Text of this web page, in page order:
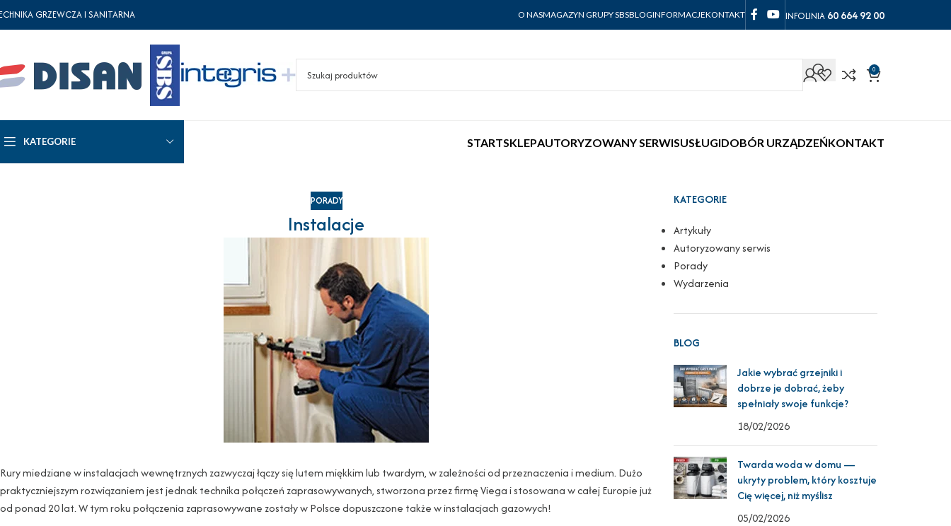
GRZEWCZA I SANITARNA O NASMAGAZYN GRUPY SBSBLOGINFORMACJEKONTAKT INFOLINIA 60 664 92 00
0
KATEGORIE STARTSKLEPAUTORYZOWANY SERWISUSŁUGIDOBÓR URZĄDZEŃKONTAKT
PORADY
Instalacje
Rury miedziane w instalacjach wewnętrznych zazwyczaj łączy się lutem miękkim lub twardym, w zależności od przeznaczenia i medium. Dużo
praktyczniejszym rozwiązaniem jest jednak technika połączeń zaprasowywanych, stworzona przez firmę Viega i stosowana w całej Europie już
od ponad 20 lat. W tym roku połączenia zaprasowywane zostały w Polsce dopuszczone także w instalacjach gazowych!
KATEGORIE
Artykuły
Autoryzowany serwis
Porady
Wydarzenia
BLOG
Jakie wybrać grzejniki i
dobrze je dobrać, żeby
spełniały swoje funkcje?
18/02/2026
Twarda woda w domu —
ukryty problem, który kosztuje
Cię więcej, niż myślisz
05/02/2026